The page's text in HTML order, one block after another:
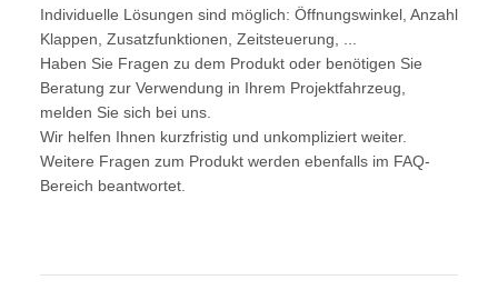
Individuelle Lösungen sind möglich: Öffnungswinkel, Anzahl
Klappen, Zusatzfunktionen, Zeitsteuerung, ...
Haben Sie Fragen zu dem Produkt oder benötigen Sie
Beratung zur Verwendung in Ihrem Projektfahrzeug,
melden Sie sich bei uns.
Wir helfen Ihnen kurzfristig und unkompliziert weiter.
Weitere Fragen zum Produkt werden ebenfalls im FAQ-
Bereich beantwortet.